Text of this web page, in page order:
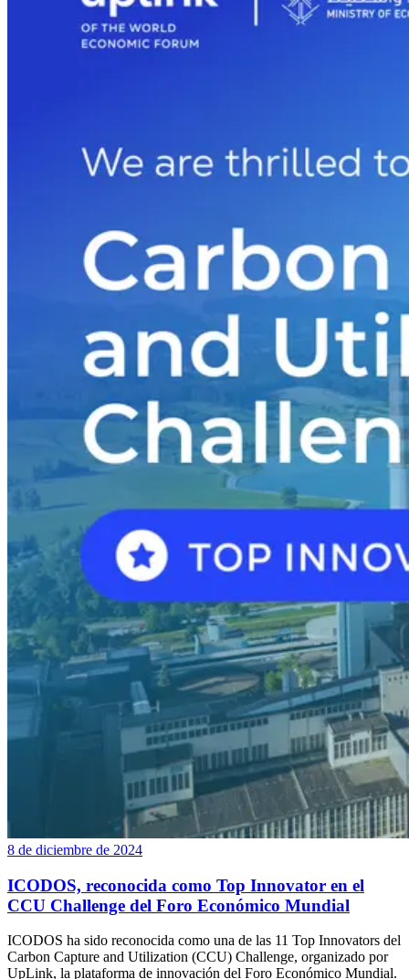
8 de diciembre de 2024
ICODOS, reconocida como Top Innovator en el
CCU Challenge del Foro Económico Mundial
ICODOS ha sido reconocida como una de las 11 Top Innovators del
Carbon Capture and Utilization (CCU) Challenge, organizado por
UpLink, la plataforma de innovación del Foro Económico Mundial.